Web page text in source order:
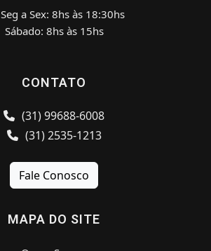
Seg a Sex: 8hs às 18:30hs
Sábado: 8hs às 15hs
CONTATO
(31) 99688-6008
(31) 2535-1213
Fale Conosco
MAPA DO SITE